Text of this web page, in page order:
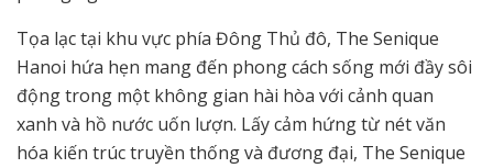
Tọa lạc tại khu vực phía Đông Thủ đô, The Senique
Hanoi hứa hẹn mang đến phong cách sống mới đầy sôi
động trong một không gian hài hòa với cảnh quan
xanh và hồ nước uốn lượn. Lấy cảm hứng từ nét văn
hóa kiến trúc truyền thống và đương đại, The Senique